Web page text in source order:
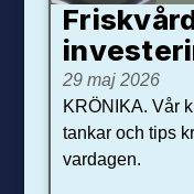
29 maj 2026
KRÖNIKA. Vår
tankar och tips
vardagen.